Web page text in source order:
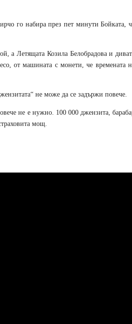
го набира през пет минути Бойката,
а Летящата Козила Белобрадова и
от машината с монети, че времената
не може да се задържи повече.
не е нужно. 100 000 джензита,
мощ.